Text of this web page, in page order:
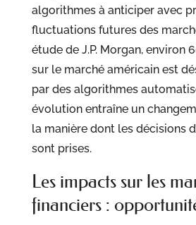
algorithmes à anticiper avec
fluctuations futures des
étude de J.P. Morgan, environ
sur le marché américain est
par des algorithmes
évolution entraîne un
la manière dont les décisions
sont prises.
Les impacts sur les
financiers :